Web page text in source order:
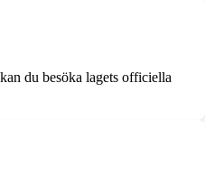
du besöka lagets officiella